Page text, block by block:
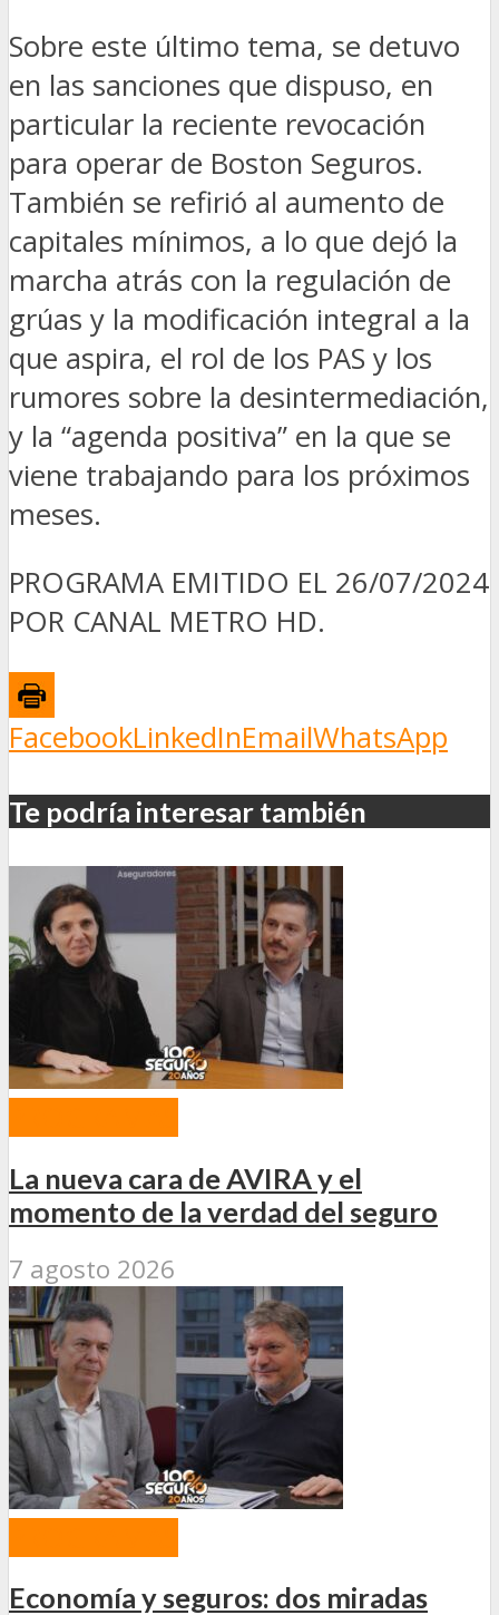
Sobre este último tema, se detuvo
en las sanciones que dispuso, en
particular la reciente revocación
para operar de Boston Seguros.
También se refirió al aumento de
capitales mínimos, a lo que dejó la
marcha atrás con la regulación de
grúas y la modificación integral a la
que aspira, el rol de los PAS y los
rumores sobre la desintermediación,
y la “agenda positiva” en la que se
viene trabajando para los próximos
meses.
PROGRAMA EMITIDO EL 26/07/2024
POR CANAL METRO HD.
FacebookLinkedInEmailWhatsApp
Te podría interesar también
La nueva cara de AVIRA y el
momento de la verdad del seguro
7 agosto 2026
Economía y seguros: dos miradas